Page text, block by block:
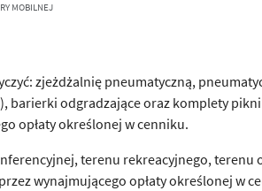
MOBILNEJ
zjeżdżalnię pneumatyczną,
barierki odgradzające oraz komplety
opłaty określonej w cenniku.
terenu rekreacyjnego,
wynajmującego opłaty określonej w